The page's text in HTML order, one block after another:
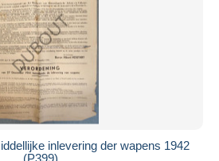
inlevering der wapens 1942
(P399)